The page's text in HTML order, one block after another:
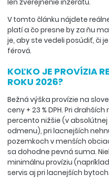
len zverejnenie inzerátu.
V tomto článku nájdete
platí a čo presne by za ňu
je, aby ste vedeli posúdiť, či
férová.
KOĽKO JE PROVÍZIA
ROKU 2026?
Bežná výška provízie na
ceny + 23 % DPH. Pri
percento nižšie (v
odmenu), pri lacnejších
pozemkoch v menších
sa dohodne pevná suma.
minimálnu províziu
servis aj pri lacnejších bytoch.